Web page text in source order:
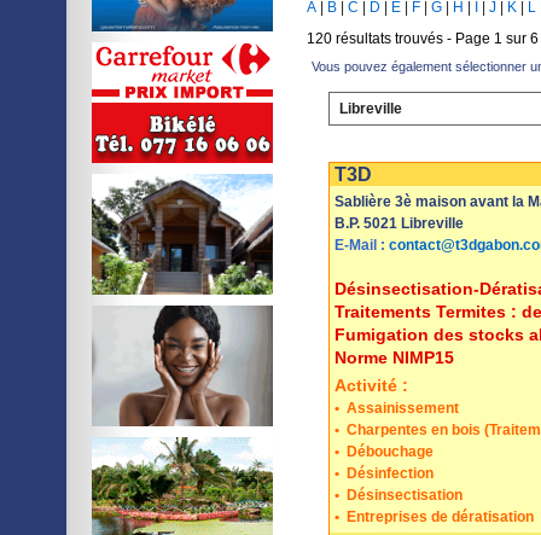
A B C D E F G H J K L
120 résultats trouvés - Page 1 sur 6
Vous pouvez également sélectionner
Libreville
T3D
Sablière 3è maison avant la
B.P. 5021 Libreville
E-Mail :
Désinsectisation-
Traitements Termites :
Fumigation des stocks
Norme NIMP15
Activité :
• Assainissement
• Charpentes en bois
• Débouchage
• Désinfection
• Désinsectisation
• Entreprises de dératisation